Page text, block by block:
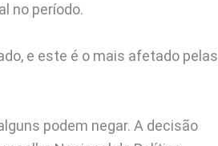
no período.
e este é o mais afetado pelas
podem negar. A decisão